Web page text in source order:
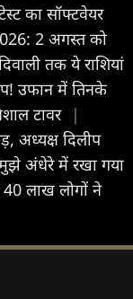
का सॉफ्टवेयर
2 अगस्त को
तक ये राशियां
उफान में तिनके
टावर |
अध्यक्ष दिलीप
मुझे अंधेरे में रखा गया
लाख लोगों ने